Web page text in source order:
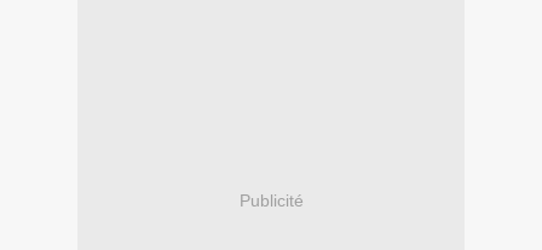
Publicité